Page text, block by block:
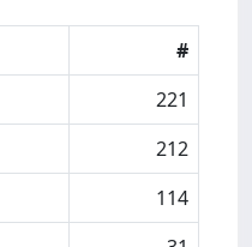
#
221
212
114